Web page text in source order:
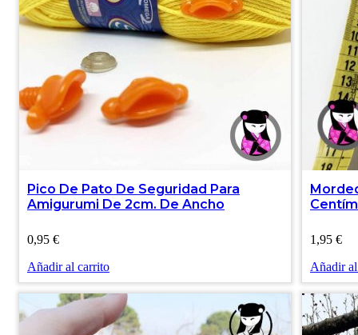
Pico De Pato De Seguridad Para
Amigurumi De 2cm. De Ancho
0,95 €
Añadir al carrito
1,95 €
Añadir